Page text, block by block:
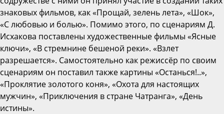
знаковых фильмов, как «Прощай, зелень лета», «Шок»,
«С любовью и болью». Помимо этого, по сценариям Д.
Исхакова поставлены художественные фильмы «Ясные
ключи», «В стремнине бешеной реки». «Взлет
разрешается». Самостоятельно как режиссёр по своим
сценариям он поставил также картины «Останься!..»,
«Проклятие золотого коня», «Охота для настоящих
мужчин», «Приключения в стране Чатранга», «День
истины».